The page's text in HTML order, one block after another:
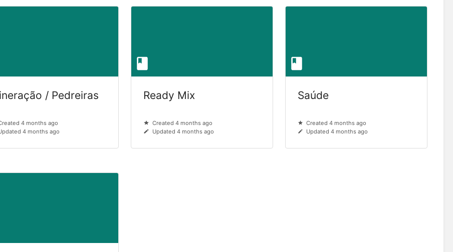
/ Pedreiras
4 months ago
4 months ago
Ready Mix
Created 4 months ago
Updated 4 months ago
Saúde
Created 4 months ago
Updated 4 months ago